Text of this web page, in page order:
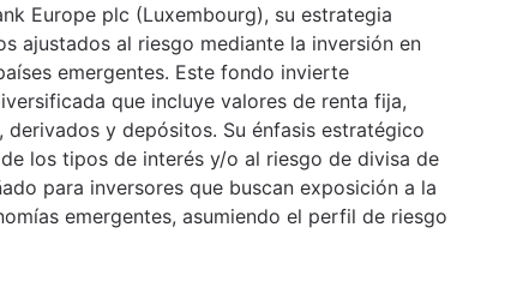
Europe plc (Luxembourg), su estrategia
ajustados al riesgo mediante la inversión en
emergentes. Este fondo invierte
que incluye valores de renta fija,
y depósitos. Su énfasis estratégico
los tipos de interés y/o al riesgo de divisa de
para inversores que buscan exposición a la
emergentes, asumiendo el perfil de riesgo